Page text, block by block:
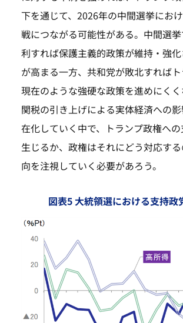
下を通じて、2026年の中間選挙にお
戦につながる可能性がある。中間選
利すれば保護主義的政策が維持・強
が高まる一方、共和党が敗北すれば
現在のような強硬な政策を進めにくく
関税の引き上げによる実体経済への
在化していく中で、トランプ政権へ
生じるか、政権はそれにどう対応す
向を注視していく必要があろう。
図表5 大統領選における支持政